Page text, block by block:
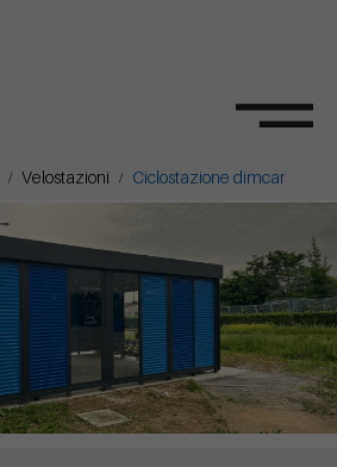
Velostazioni Ciclostazione dimcar